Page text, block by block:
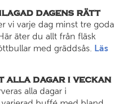
dagens rätt
vi varje dag minst tre goda
äter du allt från fläsk
med gräddsås. Läs
dagar i veckan
alla dagar i